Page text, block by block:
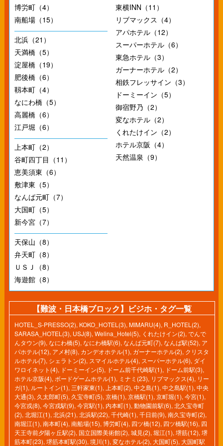
博労町（4）
南船場（15）
北浜（21）
天満橋（5）
淀屋橋（19）
肥後橋（6）
靱本町（4）
なにわ橋（5）
高麗橋（6）
江戸堀（6）
上本町（2）
谷町四丁目（11）
恵美須東（6）
敷津東（5）
なんば元町（7）
大国町（5）
新今宮（7）
天保山（8）
弁天町（8）
ＵＳＪ（8）
海遊館（8）
東横INN（11）
リブマックス（4）
アパホテル（12）
スーパーホテル（6）
東急ホテル（3）
ガーナーホテル（2）
相鉄フレッサイン（3）
ドーミーイン（5）
御宿野乃（2）
変なホテル（2）
くれたけイン（2）
ホテル京阪（4）
天然温泉（9）
【難波・日本橋ブロック】ビジホ・タグ一覧
HOTEL_S-PRESSO(2), KOKO_HOTEL(3), MIMARU(4), R_HOTEL(2),
SARASA_HOTEL(3), USJ(8), Welina_Hotel(5), くれたけイン(2), でんで
んタウン(9), なにわ橋(5), なにわ橋駅(6), なんば元町(7), なんば駅(52), ア
パホテル(12), アメ村(8), カンデオホテル(1), ガーナーホテル(2), クリスタ
ルホテル(7), シェラトン(2), スマイルホテル(4), スーパーホテル(6), ダイ
ワロイネット(4), ドーミーイン(5), ドーム前千代崎駅(1), ドーム前駅(3),
ホテル京阪(4), ボードゲームホテル(1), ミナミ(23), リブマックス(4), リー
ガ(1), ルートイン(1), 三軒家東(1), 上本町(2), 中之島(1), 中之島駅(1), 中央
大通(3), 久太郎町(5), 久宝寺町(5), 京橋(1), 京橋駅(1), 京町堀(1), 今宮(1),
今宮戎(8), 今宮戎駅(9), 今宮駅(1), 内本町(1), 動物園前駅(6), 北久宝寺町
(2), 北堀江(1), 北浜(21), 北浜駅(22), 千代崎(1), 千日前(9), 南久宝寺町(2),
南堀江(1), 南本町(4), 南船場(15), 博労町(4), 四ツ橋(12), 四ツ橋駅(16), 四
天王寺前夕陽ヶ丘駅(2), 国立国際美術館(2), 城見(2), 堀江(1), 堺筋(12), 堺
筋本町(23), 堺筋本町駅(30), 境川(1), 変なホテル(2), 大国町(5), 大国町駅